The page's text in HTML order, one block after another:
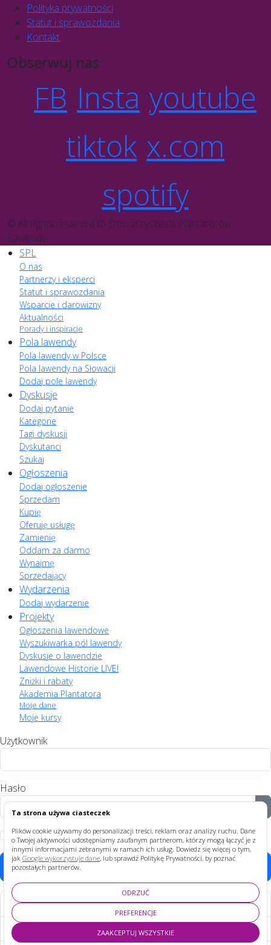
Ta strona używa ciasteczek
Plików cookie używamy do personalizacji treści, reklam oraz analizy ruchu. Dane
o Twojej aktywności udostępniamy zaufanym partnerom, którzy mogą łączyć je z
innymi informacjami zebranymi w ramach ich usług. Dowiedz się więcej o tym,
jak Google wykorzystuje dane, lub sprawdź Politykę Prywatności, by poznać
pozostałych partnerów.
ODRZUĆ
PREFERENCJE
ZAAKCEPTUJ WSZYSTKIE
Polityka prywatności
Statut i sprawozdania
Kontakt
Obserwuj nas
FB Insta youtube
tiktok x.com
spotify
© All rights reserved to Stowarzyszenie Plantatorów
Lawendy
SPL
O nas
Partnerzy i eksperci
Statut i sprawozdania
Wsparcie i darowizny
Aktualności
Porady i inspiracje
Pola lawendy
Pola lawendy w Polsce
Pola lawendy na Słowacji
Dodaj pole lawendy
Dyskusje
Dodaj pytanie
Kategorie
Tagi dyskusji
Dyskutanci
Szukaj
Ogłoszenia
Dodaj ogłoszenie
Sprzedam
Kupię
Oferuję usługę
Zamienię
Oddam za darmo
Wynajmę
Sprzedający
Wydarzenia
Dodaj wydarzenie
Projekty
Ogłoszenia lawendowe
Wyszukiwarka pól lawendy
Dyskusje o lawendzie
Lawendowe Historie LIVE!
Zniżki i rabaty
Akademia Plantatora
Moje dane
Moje kursy
Użytkownik
Hasło
Zapamiętaj
Zaloguj
Nie pamiętasz hasła?
Nie pamiętasz nazwy?